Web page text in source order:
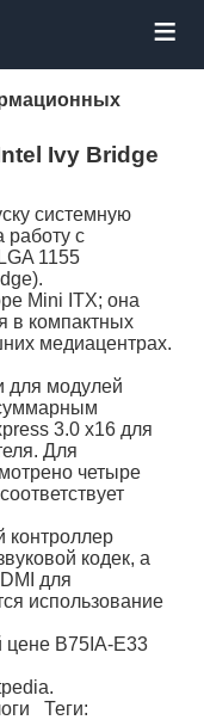
≡
Ivy Bridge
системную
работу с
1155
Mini ITX; она
в компактных
медиацентрах.
для модулей
3.0 x16 для
Для
четыре
контроллер
кодек, а
для
использование
B75IA-E33
Теги: